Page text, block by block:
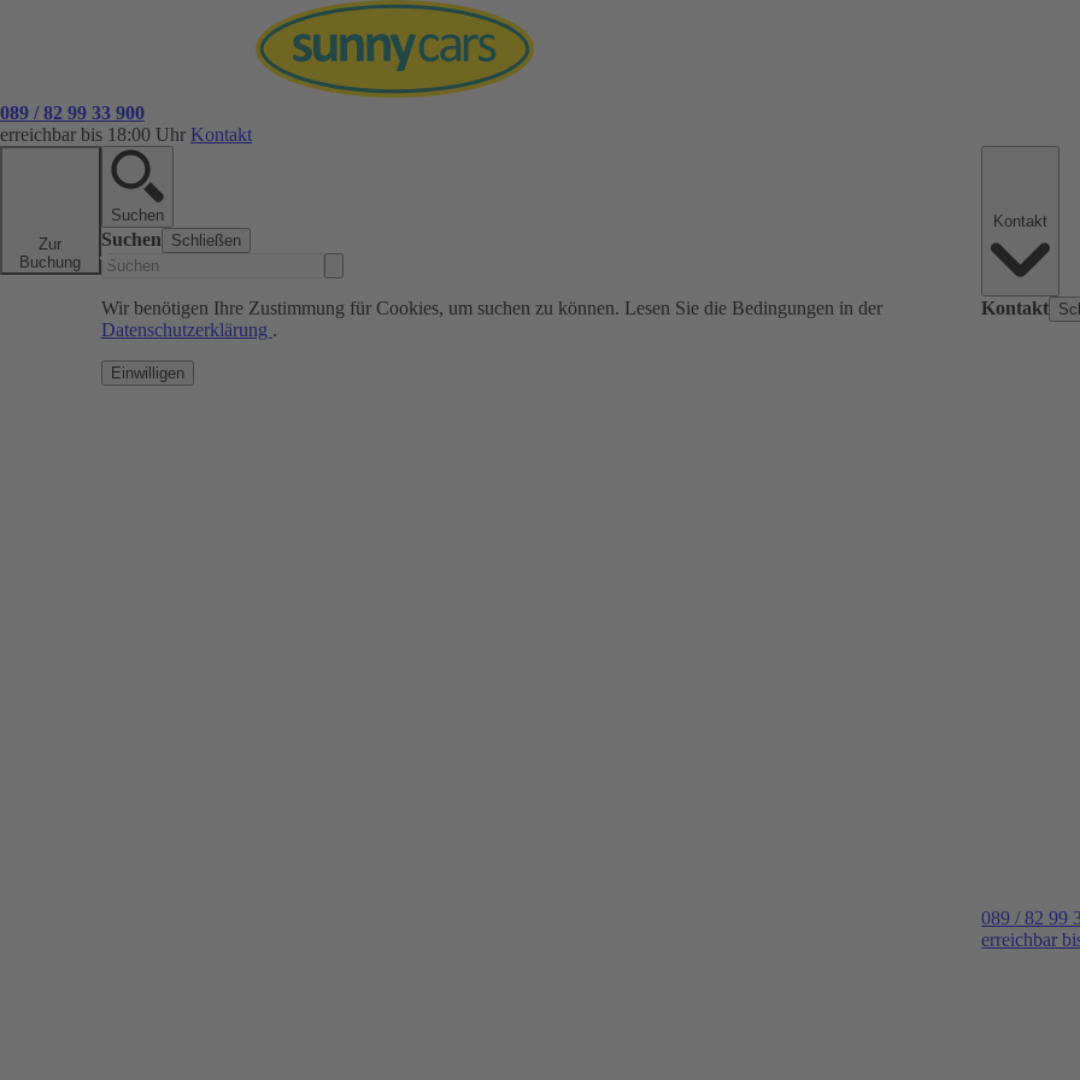
089 / 82 99 33 900
erreichbar bis 18:00 Uhr Kontakt
Zur
Buchung
Suchen
Suchen Schließen
Wir benötigen Ihre Zustimmung für Cookies, um suchen zu können. Lesen Sie die Bedingungen in der
Datenschutzerklärung .
Einwilligen
Kontakt
089 / 82 99
erreichbar